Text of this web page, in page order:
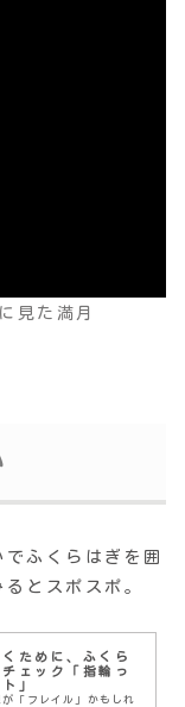
見た満月
ふくらはぎを囲
とスポスポ。
ために、ふくら
ェック「指輪っ
」
が「フレイル」かもしれ